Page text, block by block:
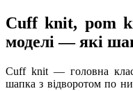
Cuff knit, pom
моделі — які
Cuff knit — головна
шапка з відворотом по